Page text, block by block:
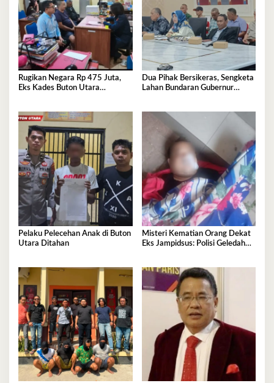
Rugikan Negara Rp 475 Juta,
Eks Kades Buton Utara
Dua Pihak Bersikeras, Sengketa
Lahan Bundaran Gubernur
Pelaku Pelecehan Anak di Buton
Utara Ditahan
Misteri Kematian Orang Dekat
Eks Jampidsus: Polisi Geledah